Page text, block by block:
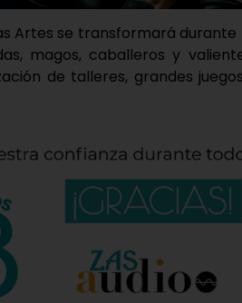
Artes se transformará
magos, caballeros y
de talleres, grandes